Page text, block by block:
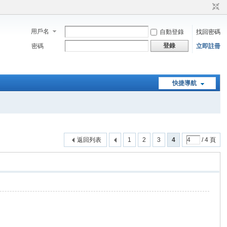
用戶名 自動登錄
找回密碼
密碼
登錄 立即註冊
快捷導航
1 2 3 4 / 4 頁
返回列表